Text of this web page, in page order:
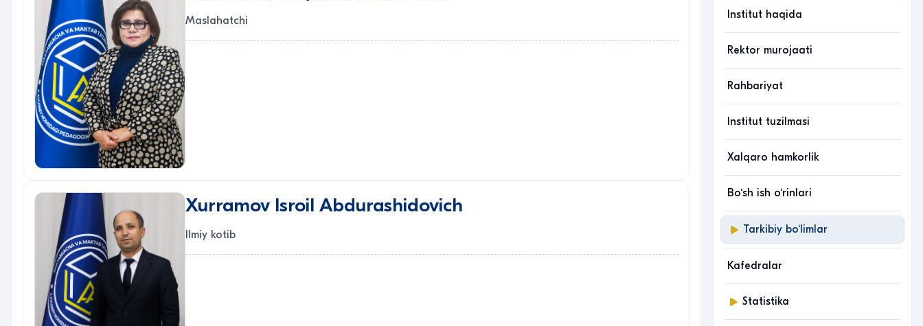
Maslahatchi
Xurramov Isroil Abdurashidovich
Ilmiy kotib
Institut haqida
Rektor murojaati
Rahbariyat
Institut tuzilmasi
Xalqaro hamkorlik
Bo‘sh ish o‘rinlari
Tarkibiy bo‘limlar
Kafedralar
Statistika